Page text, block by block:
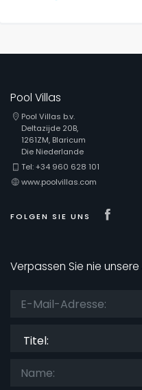
Pool Villas
Pool Villas b.v.
Deltazijde 20B,
1261ZM, Blaricum
Die Niederlande
Tel: +34 960 628 101
www.poolvillas.com
FOLGEN SIE UNS
Verpassen Sie nie